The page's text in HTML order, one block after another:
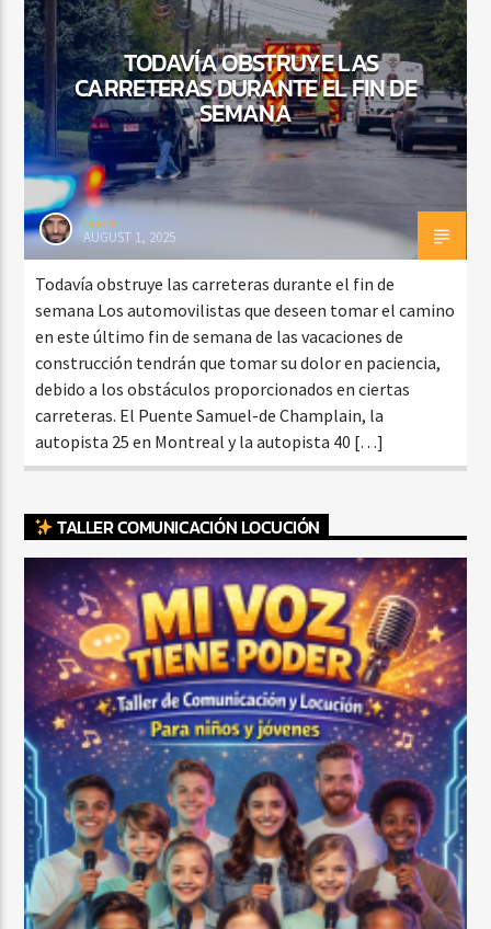
CURRENT SHOW
BALADAS Y VALLENATO
2:00 PM 5:00 PM
Beone Radio
TODAVÍA OBSTRUYE LAS
CARRETERAS DURANTE EL FIN DE
SEMANA
rasco
AUGUST 1, 2025
Todavía obstruye las carreteras durante el fin de
semana Los automovilistas que deseen tomar el camino
en este último fin de semana de las vacaciones de
construcción tendrán que tomar su dolor en paciencia,
debido a los obstáculos proporcionados en ciertas
carreteras. El Puente Samuel-de Champlain, la
autopista 25 en Montreal y la autopista 40 […]
TALLER COMUNICACIÓN LOCUCIÓN